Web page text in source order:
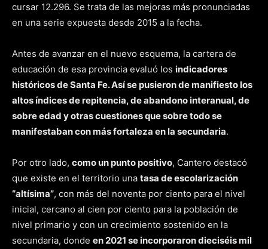
cursar 12.296. Se trata de las mejoras más pronunciadas
en una serie expuesta desde 2015 a la fecha.
Antes de avanzar en el nuevo esquema, la cartera de
educación de esa provincia evaluó los indicadores
históricos de Santa Fe. Así se pusieron de manifiesto los
altos índices de repitencia, de abandono interanual, de
sobre edad y otras cuestiones que sobre todo se
manifestaban con más fortaleza en la secundaria.
Por otro lado, como un punto positivo, Cantero destacó
que existe en el territorio una tasa de escolarización
“altísima”, con más del noventa por ciento para el nivel
inicial, cercano al cien por ciento para la población de
nivel primario y con un crecimiento sostenido en la
secundaria, donde en 2021 se incorporaron dieciséis mil